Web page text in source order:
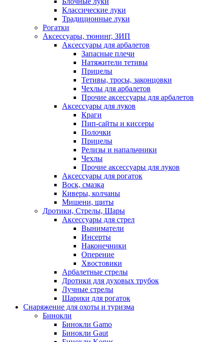
Классические луки
Традиционные луки
Рогатки
Аксессуары, тюнинг, ЗИП
Аксессуары для арбалетов
Запасные плечи
Натяжители тетивы
Прицелы
Тетивы, тросы, законцовки
Чехлы для арбалетов
Прочие аксессуары для арбалетов
Аксессуары для луков
Краги
Пип-сайты и киссеры
Полочки
Прицелы
Релизы и напальчники
Чехлы
Прочие аксессуары для луков
Аксессуары для рогаток
Воск, смазка
Киверы, колчаны
Мишени, щиты
Дротики, Стрелы, Шары
Аксессуары для стрел
Выниматели
Инсерты
Наконечники
Оперение
Хвостовики
Арбалетные стрелы
Дротики для духовых трубок
Лучные стрелы
Шарики для рогаток
Снаряжение для охоты и туризма
Бинокли
Бинокли Gamo
Бинокли Gaut